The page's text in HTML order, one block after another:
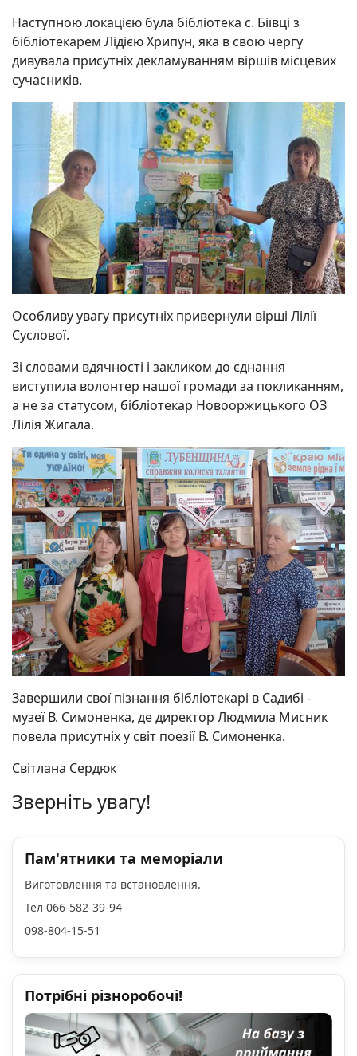
Наступною локацією була бібліотека с. Біївці з
бібліотекарем Лідією Хрипун, яка в свою чергу
дивувала присутніх декламуванням віршів місцевих
сучасників.
Особливу увагу присутніх привернули вірші Лілії
Суслової.
Зі словами вдячності і закликом до єднання
виступила волонтер нашої громади за покликанням,
а не за статусом, бібліотекар Новооржицького ОЗ
Лілія Жигала.
Завершили свої пізнання бібліотекарі в Садибі -
музеї В. Симоненка, де директор Людмила Мисник
повела присутніх у світ поезії В. Симоненка.
Світлана Сердюк
Зверніть увагу!
Пам'ятники та меморіали
Виготовлення та встановлення.
Тел 066-582-39-94
098-804-15-51
Потрібні різноробочі!